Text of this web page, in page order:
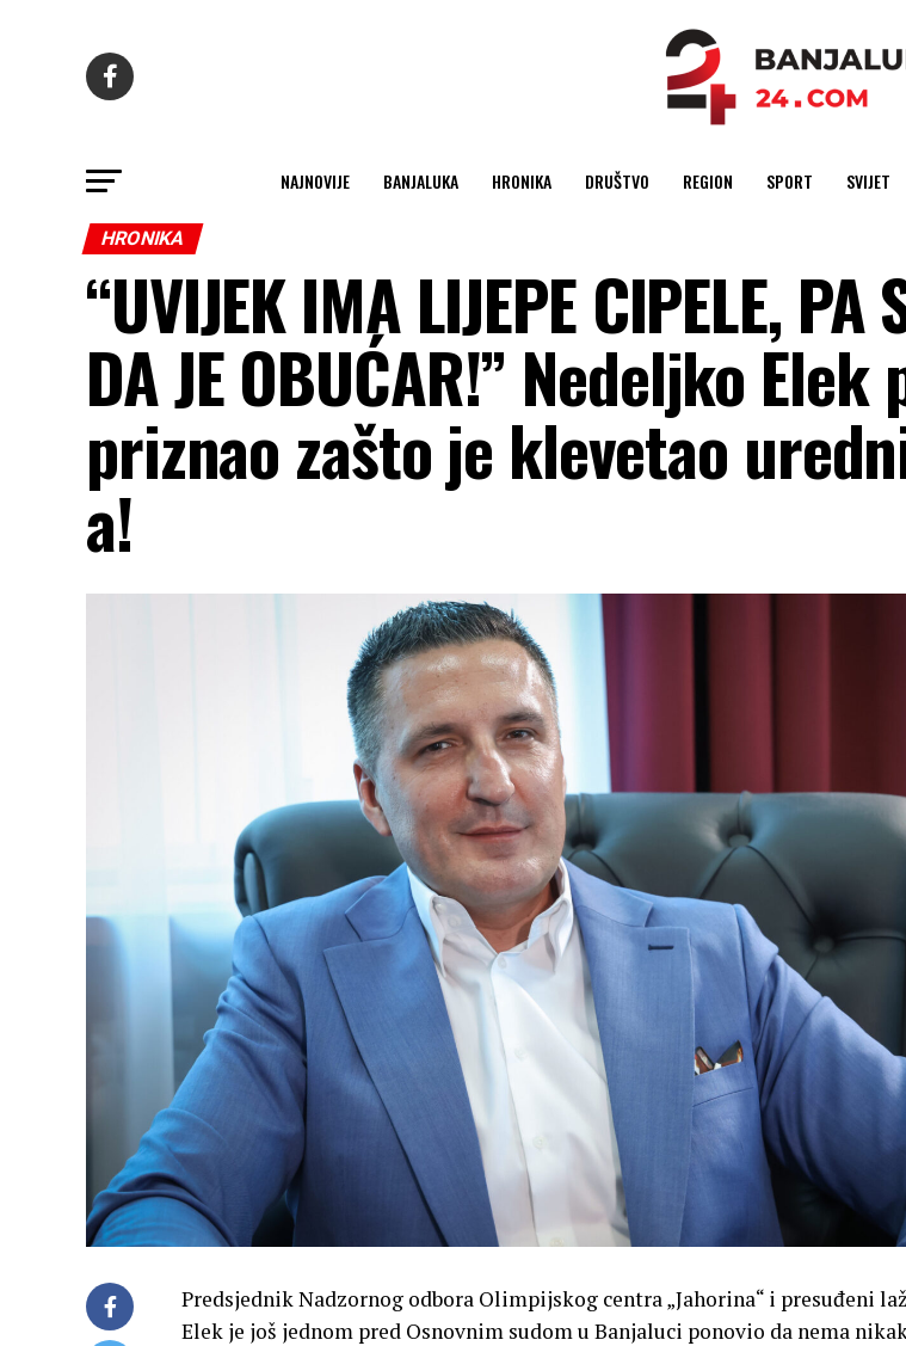
NAJNOVIJE BANJALUKA HRONIKA DRUŠTVO REGION SPORT SVIJET
HRONIKA
“UVIJEK IMA LIJEPE CIPELE, PA
DA JE OBUĆAR!” Nedeljko
priznao zašto je klevetao
a!
Predsjednik Nadzornog odbora Olimpijskog centra „Jahorina“ i presuđeni
Elek je još jednom pred Osnovnim sudom u Banjaluci ponovio da nema